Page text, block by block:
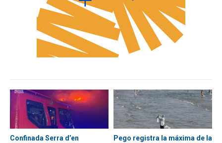
Confinada Serra d’en
Pego registra la máxima de la